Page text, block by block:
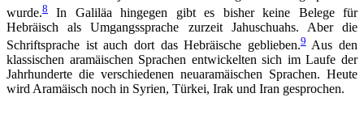
wurde.8
In Galiläa hingegen gibt es bisher keine Belege für
Hebräisch als Umgangssprache zurzeit Jahuschuahs. Aber die
Schriftsprache ist auch dort das Hebräische geblieben.9Aus den
klassischen aramäischen Sprachen entwickelten sich im Laufe der
Jahrhunderte die verschiedenen neuaramäischen Sprachen. Heute
wird Aramäisch noch in Syrien, Türkei, Irak und Iran gesprochen.